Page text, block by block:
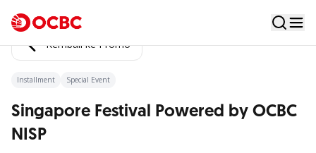
Kembali ke Promo
Installment Special Event
Singapore Festival Powered by OCBC
NISP